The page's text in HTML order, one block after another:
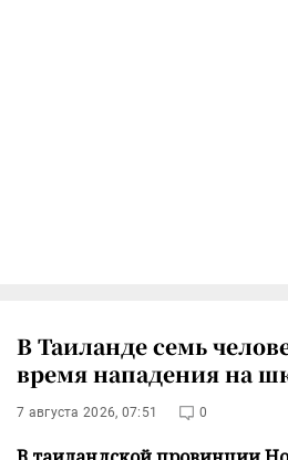
В Таиланде семь
время нападения на
7 августа 2026, 07:51 0